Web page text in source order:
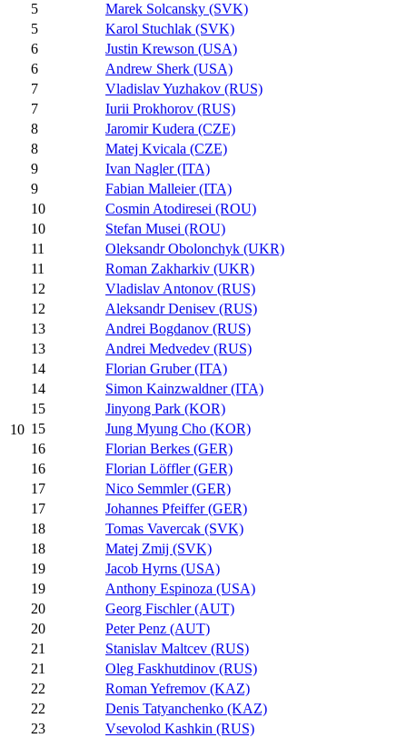
10
5
Marek Solcansky (SVK)
5
Karol Stuchlak (SVK)
6
Justin Krewson (USA)
6
Andrew Sherk (USA)
7
Vladislav Yuzhakov (RUS)
7
Iurii Prokhorov (RUS)
8
Jaromir Kudera (CZE)
8
Matej Kvicala (CZE)
9
Ivan Nagler (ITA)
9
Fabian Malleier (ITA)
10
Cosmin Atodiresei (ROU)
10
Stefan Musei (ROU)
11
Oleksandr Obolonchyk (UKR)
11
Roman Zakharkiv (UKR)
12
Vladislav Antonov (RUS)
12
Aleksandr Denisev (RUS)
13
Andrei Bogdanov (RUS)
13
Andrei Medvedev (RUS)
14
Florian Gruber (ITA)
14
Simon Kainzwaldner (ITA)
15
Jinyong Park (KOR)
15
Jung Myung Cho (KOR)
16
Florian Berkes (GER)
16
Florian Löffler (GER)
17
Nico Semmler (GER)
17
Johannes Pfeiffer (GER)
18
Tomas Vavercak (SVK)
18
Matej Zmij (SVK)
19
Jacob Hyrns (USA)
19
Anthony Espinoza (USA)
20
Georg Fischler (AUT)
20
Peter Penz (AUT)
21
Stanislav Maltcev (RUS)
21
Oleg Faskhutdinov (RUS)
22
Roman Yefremov (KAZ)
22
Denis Tatyanchenko (KAZ)
23
Vsevolod Kashkin (RUS)